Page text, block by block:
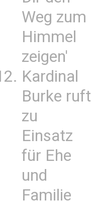
Weg zum
Himmel
zeigen'
Kardinal
Burke ruft
zu
Einsatz
für Ehe
und
Familie